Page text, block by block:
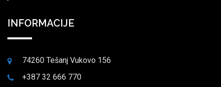
INFORMACIJE
74260 Tešanj Vukovo 156
+387 32 666 770